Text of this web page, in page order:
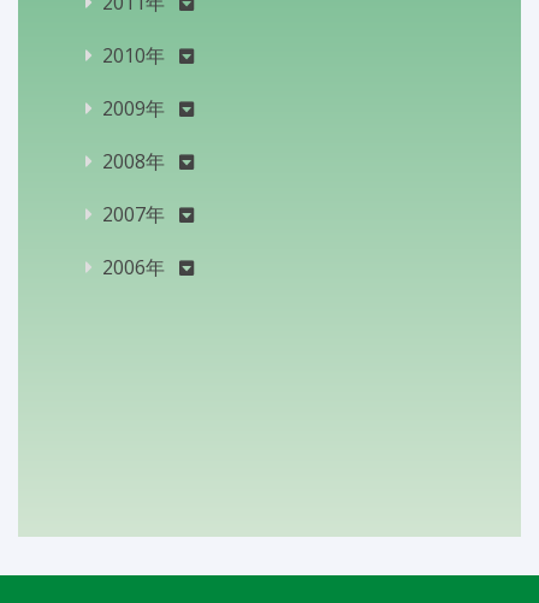
2010年
2009年
2008年
2007年
2006年